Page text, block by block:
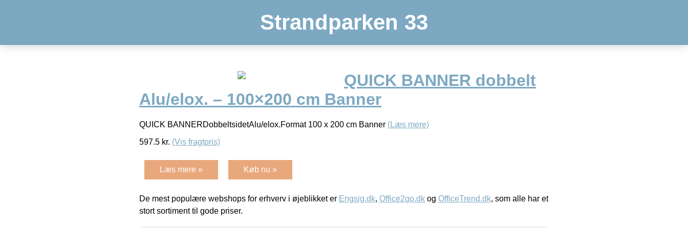
Strandparken 33
QUICK BANNER dobbelt
Alu/elox. – 100×200 cm Banner
QUICK BANNERDobbeltsidetAlu/elox.Format 100 x 200 cm Banner (Læs mere)
597.5 kr. (Vis fragtpris)
Læs mere » Køb nu »
De mest populære webshops for erhverv i øjeblikket er Engsig.dk, Office2go.dk og OfficeTrend.dk, som alle har et
stort sortiment til gode priser.